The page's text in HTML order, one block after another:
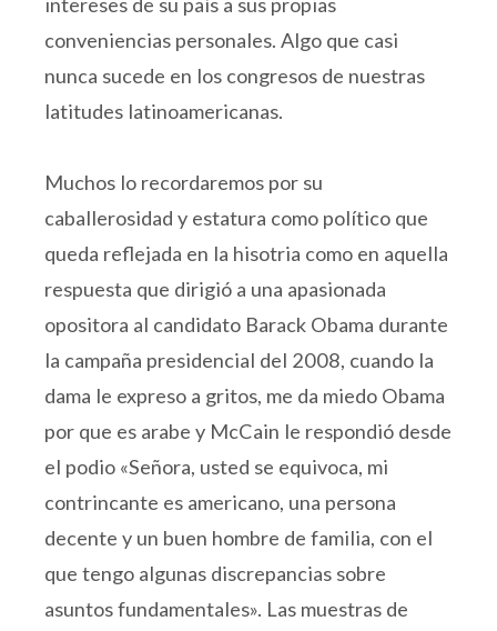
conveniencias personales. Algo que casi
nunca sucede en los congresos de nuestras
latitudes latinoamericanas.
Muchos lo recordaremos por su
caballerosidad y estatura como político que
queda reflejada en la hisotria como en aquella
respuesta que dirigió a una apasionada
opositora al candidato Barack Obama durante
la campaña presidencial del 2008, cuando la
dama le expreso a gritos, me da miedo Obama
por que es arabe y McCain le respondió desde
el podio «Señora, usted se equivoca, mi
contrincante es americano, una persona
decente y un buen hombre de familia, con el
que tengo algunas discrepancias sobre
asuntos fundamentales». Las muestras de